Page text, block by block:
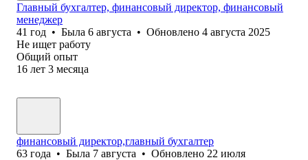
Главный бухгалтер, финансовый директор, финансовый
менеджер
41 год • Была 6 августа • Обновлено 4 августа 2025
Не ищет работу
Общий опыт
16 лет 3 месяца
финансовый директор,главный бухгалтер
63 года • Была 7 августа • Обновлено 22 июля